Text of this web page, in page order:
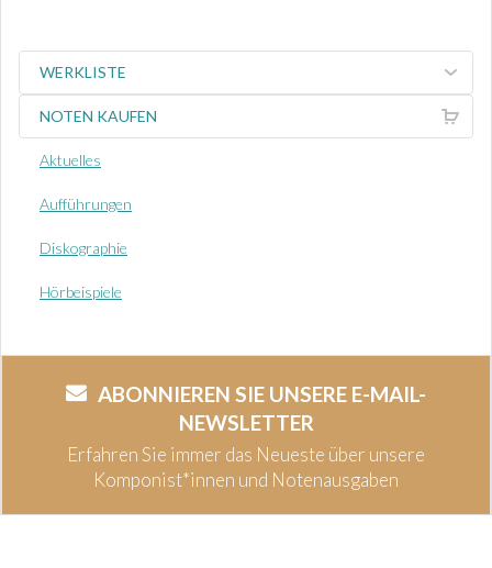
WERKLISTE
NOTEN KAUFEN
Aktuelles
Aufführungen
Diskographie
Hörbeispiele
ABONNIEREN SIE UNSERE E-MAIL-
NEWSLETTER
Erfahren Sie immer das Neueste über unsere
Komponist*innen und Notenausgaben